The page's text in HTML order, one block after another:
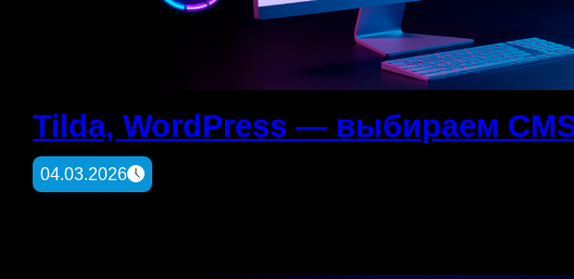
Tilda, WordPress — выбираем
04.03.2026